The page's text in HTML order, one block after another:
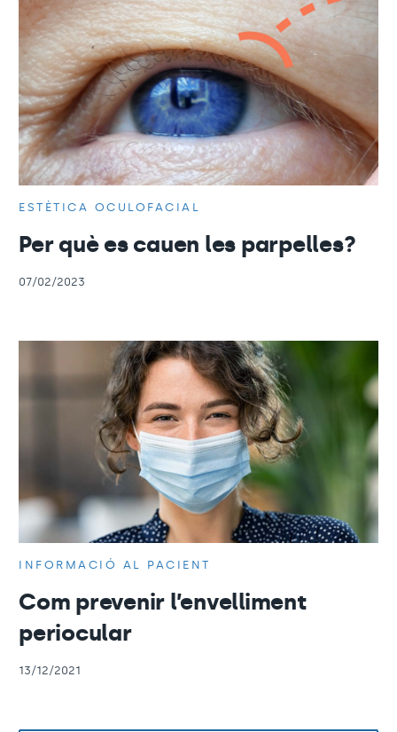
ESTÈTICA OCULOFACIAL
Per què es cauen les parpelles?
07/02/2023
INFORMACIÓ AL PACIENT
Com prevenir l’envelliment
periocular
13/12/2021